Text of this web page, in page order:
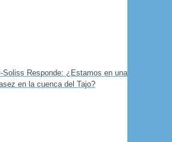
Soliss Responde: ¿Estamos en una
en la cuenca del Tajo?